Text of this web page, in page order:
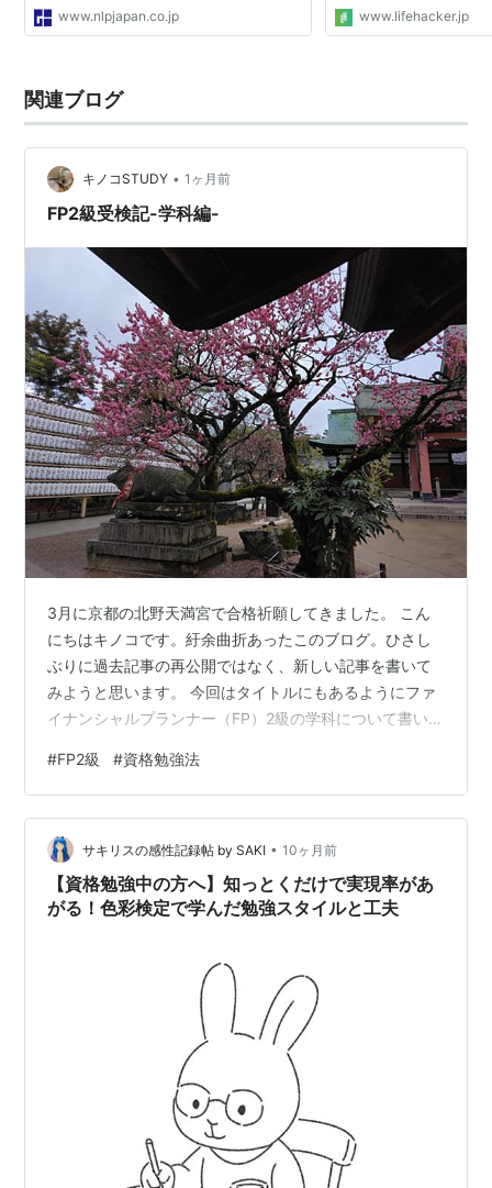
www.nlpjapan.co.jp www.lifehacker.jp
関連ブログ
キノコSTUDY • 1ヶ月前
FP2級受検記-学科編-
3月に京都の北野天満宮で合格祈願してきました。 こん
にちはキノコです。紆余曲折あったこのブログ。ひさし
ぶりに過去記事の再公開ではなく、新しい記事を書いて
みようと思います。 今回はタイトルにもあるようにファ
イナンシャルプランナー（FP）2級の学科について書いて
験をCBTで受けて無事両方合格したので、5月に資格取得
することができました。 【この記事の目次】 勉強にかか
った期間 使ったテキスト 勉強方法 学科の問題は間違い
探し？ まとめ 勉強にかかった期間 ネットでみるとFP2級
の標準勉強時間は3～4か月とありますが、これは日常で
どれだけ勉強に時…
#FP2級 #資格勉強法
サキリスの感性記録帖 by SAKI • 10ヶ月前
【資格勉強中の方へ】知っとくだけで実現率があ
がる！色彩検定で学んだ勉強スタイルと工夫